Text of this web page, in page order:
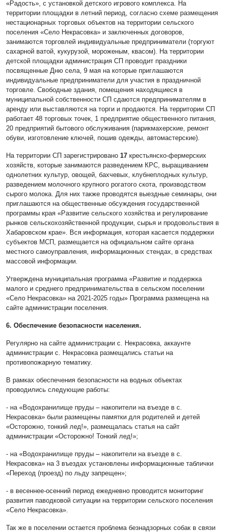
«Радость», с установкой детского игрового комплекса. На
территории площадки в летний период, согласно схеме размещения
нестационарных торговых объектов на территории сельского
поселения «Село Некрасовка» и заключенных договоров,
занимаются торговлей индивидуальные предприниматели (торгуют
сахарной ватой, кукурузой, мороженым, квасом). На территории
детской площадки администрация СП проводит праздники
посвященные Дню села, 9 мая на которые приглашаются
индивидуальные предприниматели для участия в праздничной
торговле. Свободные здания, помещения находящиеся в
муниципальной собственности СП сдаются предпринимателям в
аренду или выставляются на торги и продаются. На территории СП
работает 48 торговых точек, 1 предприятие общественного питания,
20 предприятий бытового обслуживания (парикмахерские, ремонт
обуви, изготовление ключей, пошив одежды, автомастерские).
На территории СП зарегистрировано 17 крестьянско-фермерских
хозяйств, которые занимаются разведением КРС, выращиванием
однолетних культур, овощей, бахчевых, клубнеплодных культур,
разведением молочного крупного рогатого скота, производством
сырого молока. Для них также проводятся выездные семинары, они
приглашаются на общественные обсуждения государственной
программы края «Развитие сельского хозяйства и регулирование
рынков сельскохозяйственной продукции, сырья и продовольствия в
Хабаровском крае». Вся информация, которая касается поддержки
субъектов МСП, размещается на официальном сайте органа
местного самоуправления, информационных стендах, в средствах
массовой информации.
Утверждена муниципальная программа «Развитие и поддержка
малого и среднего предпринимательства в сельском поселении
«Село Некрасовка» на 2021-2025 годы» Программа размещена на
сайте администрации поселения.
6. Обеспечение безопасности населения.
Регулярно на сайте администрации с. Некрасовка, аккаунте
администрации с. Некрасовка размещались статьи на
противопожарную тематику.
В рамках обеспечения безопасности на водных объектах
проводились следующие работы:
- на «Водохранилище пруды – накопители на въезде в с.
Некрасовка» были размещены памятки для родителей и детей
«Осторожно, тонкий лед!», размещалась статья на сайт
администрации «Осторожно! Тонкий лед!»;
- на «Водохранилище пруды – накопители на въезде в с.
Некрасовка» на 3 въездах установлены информационные таблички
«Переход (проезд) по льду запрещен»;
- в весеннее-осенний период ежедневно проводится мониторинг
развития паводковой ситуации на территории сельского поселения
«Село Некрасовка».
Так же в поселении остается проблема безнадзорных собак в связи